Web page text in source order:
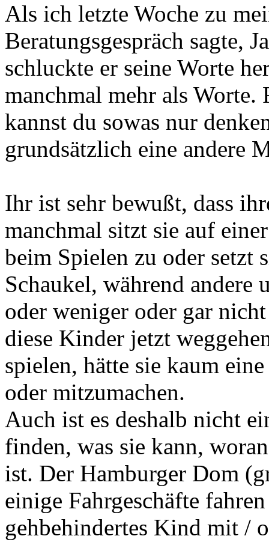
Als ich letzte Woche zu
Beratungsgespräch sagte,
schluckte er seine Worte
manchmal mehr als
kannst du sowas nur
grundsätzlich eine andere
Ihr ist sehr bewußt, dass
manchmal sitzt sie auf
beim Spielen zu oder setzt
Schaukel, während andere
oder weniger oder gar
diese Kinder jetzt
spielen, hätte sie kaum
oder mitzumachen.
Auch ist es deshalb nicht
finden, was sie kann,
ist. Der Hamburger Dom
einige Fahrgeschäfte
gehbehindertes Kind mit /